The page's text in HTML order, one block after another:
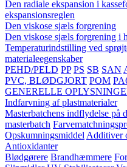
Den radiale ekspansion i
ekspansionsreglen
Den viskose sjæls forgrening
Den viskose sjæls forgrening i
Temperaturindstilling ved
materialeegenskaber
PEHD/PELD PP PS SB SAN
PVC, BLØDGJORT POM
GENERELLE
Indfarvning af plastmaterialer
Masterbatchens indflydelse på
masterbatch
Opskumningsmiddel Additiver
Antioxidanter
Blødgørere Brandhæmmere